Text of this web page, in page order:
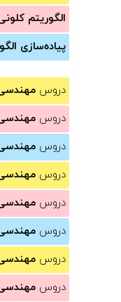
الگوریتم
پیاده‌سازی
دروس
دروس
دروس
دروس
دروس
دروس
دروس
دروس